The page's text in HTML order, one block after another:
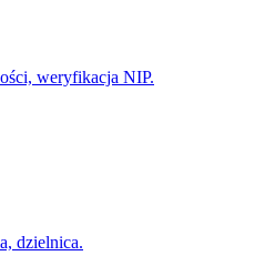
weryfikacja NIP.
dzielnica.